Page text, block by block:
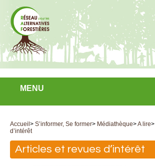
MENU
Accueil > S’informer, Se former> Médiathèque>A lire>
d’intérêt
Articles et revues d’intérêt